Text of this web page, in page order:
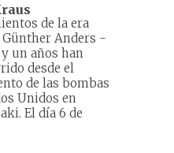
de la era
Anders -
un años han
desde el
de las bombas
Unidos en
El día 6 de